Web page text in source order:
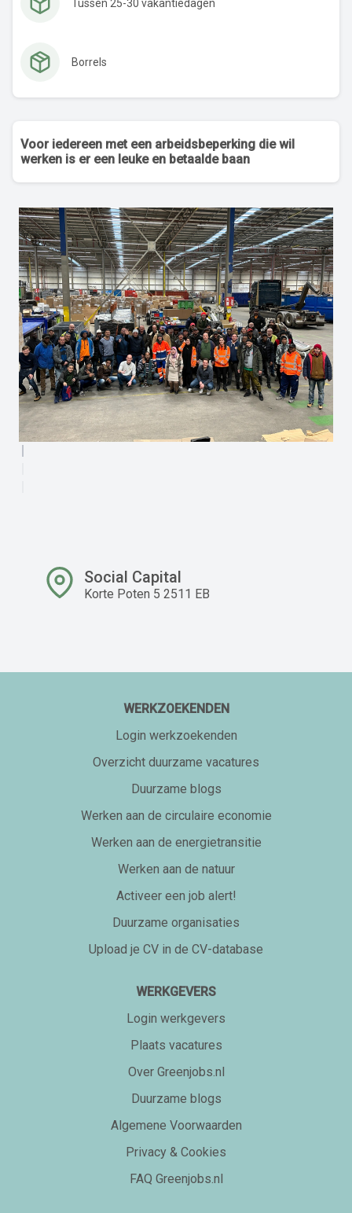
Tussen 25-30 vakantiedagen
Borrels
Voor iedereen met een arbeidsbeperking die wil
werken is er een leuke en betaalde baan
Social Capital
Korte Poten 5 2511 EB
WERKZOEKENDEN
Login werkzoekenden
Overzicht duurzame vacatures
Duurzame blogs
Werken aan de circulaire economie
Werken aan de energietransitie
Werken aan de natuur
Activeer een job alert!
Duurzame organisaties
Upload je CV in de CV-database
WERKGEVERS
Login werkgevers
Plaats vacatures
Over Greenjobs.nl
Duurzame blogs
Algemene Voorwaarden
Privacy & Cookies
FAQ Greenjobs.nl